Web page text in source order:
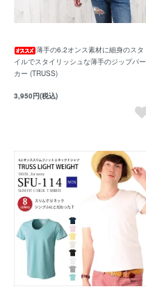
薄手の6.2オンス素材に細身のスタ
イルでスタイリッシュな薄手のジップパー
カー (TRUSS)
3,950円(税込)